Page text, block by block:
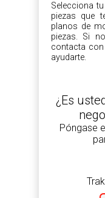
Selecciona
piezas que
planos de
piezas. Si
contacta
ayudarte.
¿Es
Póngase